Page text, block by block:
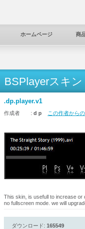
ホームページ 商
BSPlayerスキン
.dp.player.v1
作成者 : d p この作者から
This skin, is usefull to increase
no fullscreen mode. we will
ダウンロード: 165549